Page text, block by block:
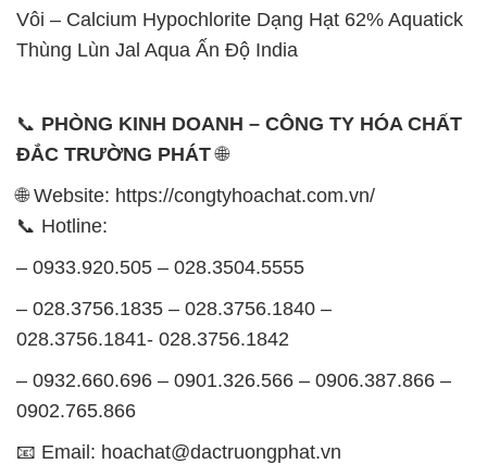
Vôi – Calcium Hypochlorite Dạng Hạt 62% Aquatick
Thùng Lùn Jal Aqua Ấn Độ India
📞 PHÒNG KINH DOANH – CÔNG TY HÓA CHẤT
ĐẮC TRƯỜNG PHÁT🌐
🌐 Website: https://congtyhoachat.com.vn/
📞 Hotline:
– 0933.920.505 – 028.3504.5555
– 028.3756.1835 – 028.3756.1840 –
028.3756.1841- 028.3756.1842
– 0932.660.696 – 0901.326.566 – 0906.387.866 –
0902.765.866
📧 Email: hoachat@dactruongphat.vn